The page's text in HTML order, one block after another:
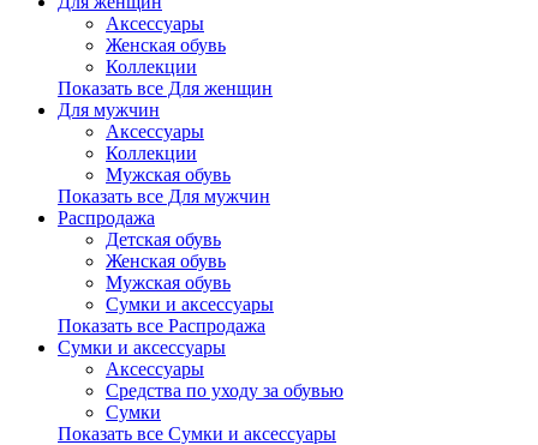
Аксессуары
Женская обувь
Коллекции
Показать все Для женщин
Для мужчин
Аксессуары
Коллекции
Мужская обувь
Показать все Для мужчин
Распродажа
Детская обувь
Женская обувь
Мужская обувь
Сумки и аксессуары
Показать все Распродажа
Сумки и аксессуары
Аксессуары
Средства по уходу за обувью
Сумки
Показать все Сумки и аксессуары